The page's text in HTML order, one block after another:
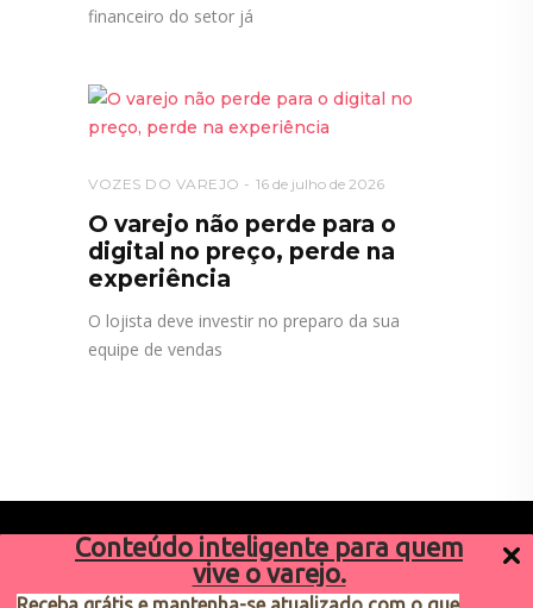
Conteúdo inteligente para quem
vive o varejo.
financeiro do setor já
VOZES DO VAREJO 16 de julho de 2026
O varejo não perde para o
digital no preço, perde na
experiência
O lojista deve investir no preparo da sua
equipe de vendas